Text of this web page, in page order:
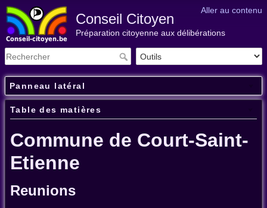
Aller au contenu
Conseil Citoyen
Préparation citoyenne aux délibérations
Panneau latéral
Table des matières
Commune de Court-Saint-
Etienne
Reunions